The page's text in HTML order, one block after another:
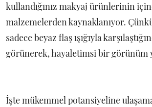
kullandığınız makyaj ürünlerinin
malzemelerden kaynaklanıyor.
sadece beyaz flaş ışığıyla
görünerek, hayaletimsi bir görünüm
İşte mükemmel potansiyeline